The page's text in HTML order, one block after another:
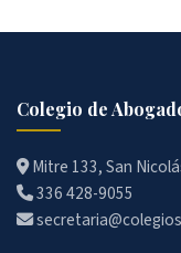
Colegio de
Mitre 133, San
336 428-9055